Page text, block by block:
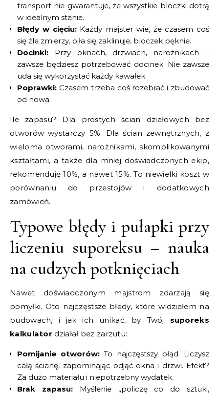
transport nie gwarantuje, że wszystkie bloczki dotrą
w idealnym stanie.
Błędy w cięciu:Każdy majster wie, że czasem coś
się źle zmierzy, piła się zaklinuje, bloczek pęknie.
Docinki: Przy oknach, drzwiach, narożnikach –
zawsze będziesz potrzebować docinek. Nie zawsze
uda się wykorzystać każdy kawałek.
Poprawki: Czasem trzeba coś rozebrać i zbudować
od nowa.
Ile zapasu? Dla prostych ścian działowych bez
otworów wystarczy 5%. Dla ścian zewnętrznych, z
wieloma otworami, narożnikami, skomplikowanymi
kształtami, a także dla mniej doświadczonych ekip,
rekomenduję 10%, a nawet 15%. To niewielki koszt w
porównaniu do przestojów i dodatkowych
zamówień.
Typowe błędy i pułapki przy
liczeniu suporeksu – nauka
na cudzych potknięciach
Nawet doświadczonym majstrom zdarzają się
pomyłki. Oto najczęstsze błędy, które widziałem na
budowach, i jak ich unikać, by Twój suporeks
kalkulator działał bez zarzutu:
Pomijanie otworów: To najczęstszy błąd. Liczysz
całą ścianę, zapominając odjąć okna i drzwi. Efekt?
Za dużo materiału i niepotrzebny wydatek.
Brak zapasu:Myślenie „policzę co do sztuki,